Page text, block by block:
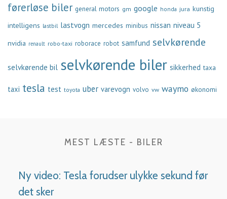
førerløse biler general motors gm google honda jura kunstig
intelligens lastbil lastvogn mercedes minibus nissan niveau 5
nvidia renault robo-taxi roborace robot samfund selvkørende
selvkørende bil selvkørende biler sikkerhed taxa
taxi tesla test toyota uber varevogn volvo vw waymo økonomi
MEST LÆSTE - BILER
Ny video: Tesla forudser ulykke sekund før
det sker